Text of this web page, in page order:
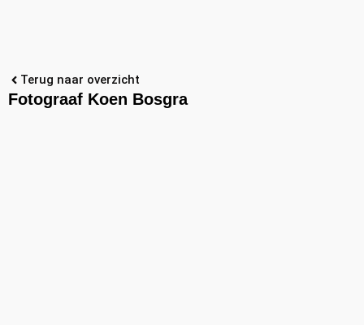
Terug naar overzicht
Fotograaf Koen Bosgra